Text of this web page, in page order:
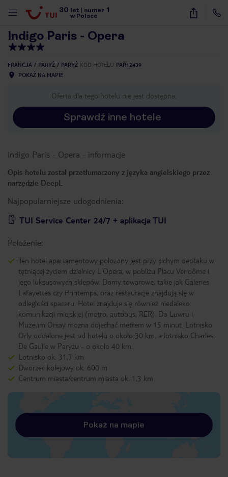
30 lat numer 1
w Polsce
40
Indigo Paris - Opera
FRANCJA PARYŻ PARYŻ KOD HOTELU PAR12439
POKAŻ NA MAPIE
Oferta dla tego hotelu nie jest dostępna.
Sprawdź inne hotele
Indigo Paris - Opera - informacje
Opis hotelu został przetłumaczony z języka angielskiego przez
narzędzie DeepL
Najpopularniejsze udogodnienia:
TUI Service Center 24/7 + aplikacja TUI
Położenie:
Ten hotel apartamentowy położony jest przy cichym deptaku w
tętniącej życiem dzielnicy L'Opera, w pobliżu Placu Vendôme i
jego luksusowych sklepów. Domy towarowe, takie jak Galeries
Lafayettes czy Printemps, oraz restauracje znajdują się w
odległości spaceru. Hotel znajduje się również niedaleko
komunikacji miejskiej (metro, autobus, RER). Do Luwru i
Muzeum Orsay można dojechać metrem w 15 minut. Lotnisko
Orly oddalone jest od hotelu o około 30 km, a lotnisko Charles
De Gaulle w Paryżu - o około 40 km.
Lotnisko ok. 31,7 km
Dworzec kolejowy ok. 600 m
Centrum miasta/centrum miasta ok. 1,3 km
Pokaż na mapie